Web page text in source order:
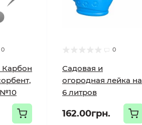
0
Карбон
№10
0
Садовая и
огородная лейка на
6 литров
162.00грн.